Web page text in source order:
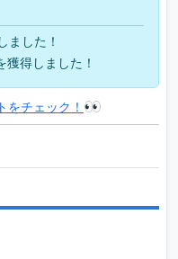
ました！
得しました！
をチェック！ 👀